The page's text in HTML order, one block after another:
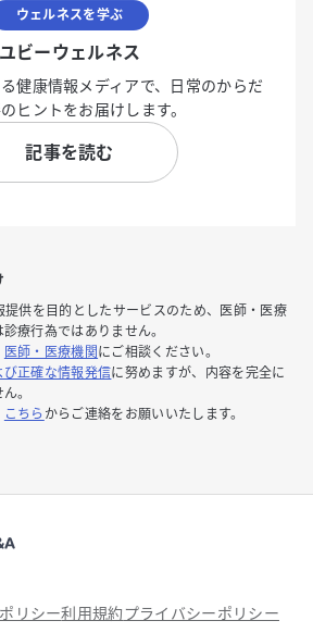
ウェルネスを学ぶ
ユビーウェルネス
健康情報メディアで、日常のからだ
ヒントをお届けします。
記事を読む
提供を目的としたサービスのため、医師・医療
療行為ではありません。
医師・医療機関 にご相談ください。
び正確な情報発信に努めますが、内容を完全に
。
こちら からご連絡をお願いいたします。
リシー利用規約プライバシーポリシー